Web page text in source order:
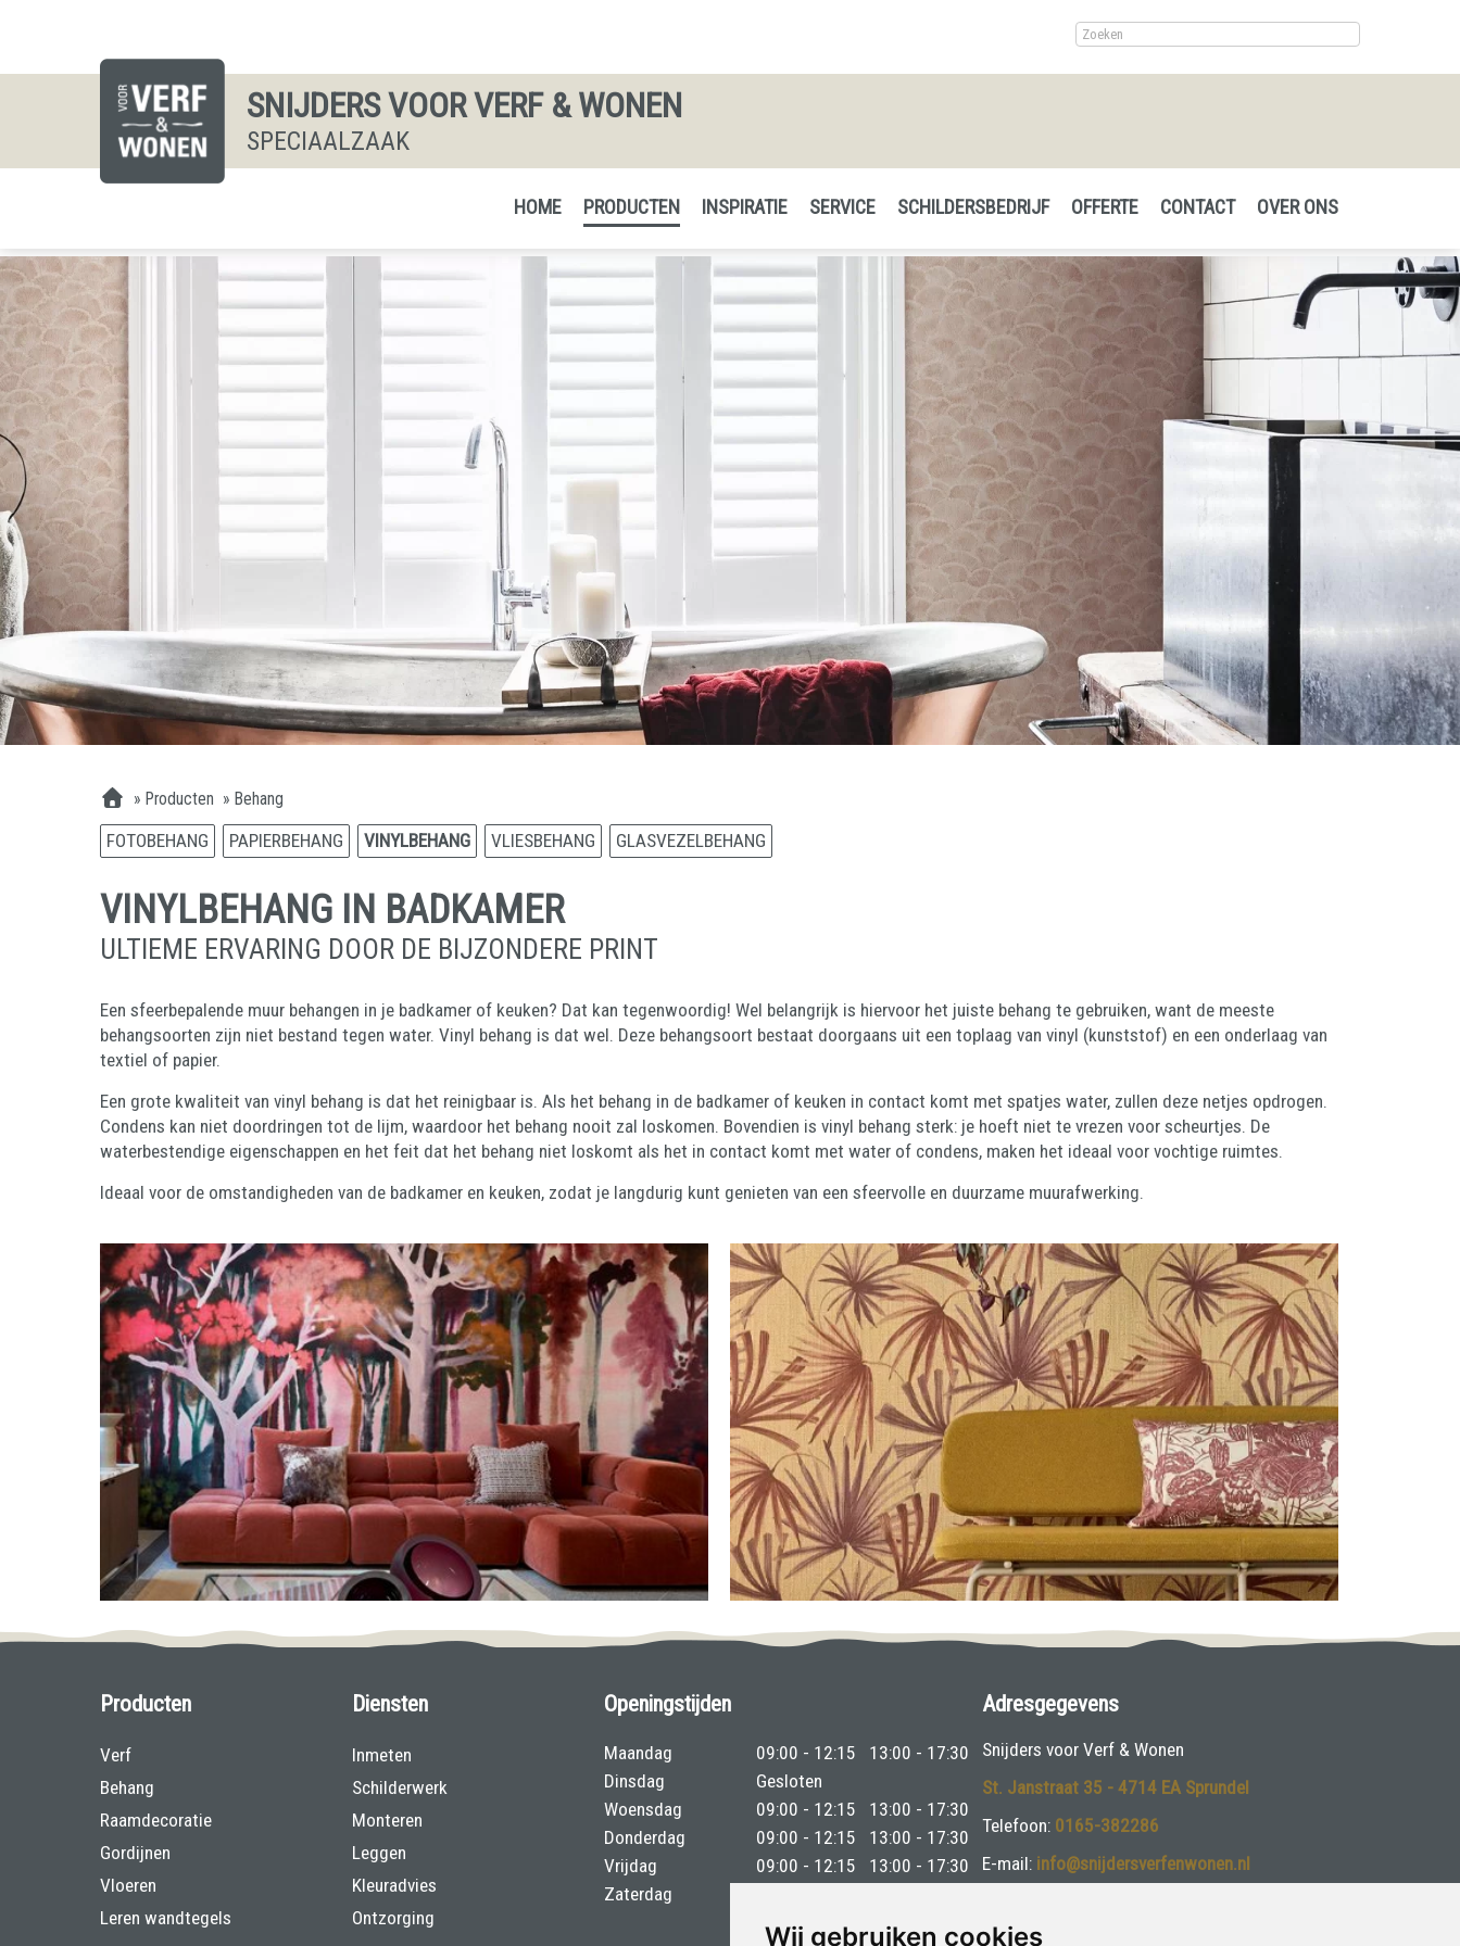
Wij gebruiken cookies
SNIJDERS VOOR VERF & WONEN
SPECIAALZAAK
HOME PRODUCTEN INSPIRATIE SERVICE SCHILDERSBEDRIJF OFFERTE CONTACT OVER ONS
» Producten » Behang
FOTOBEHANG PAPIERBEHANG VINYLBEHANG VLIESBEHANG GLASVEZELBEHANG
VINYLBEHANG IN BADKAMER
ULTIEME ERVARING DOOR DE BIJZONDERE PRINT
Een sfeerbepalende muur behangen in je badkamer of keuken? Dat kan tegenwoordig! Wel belangrijk is hiervoor het juiste behang te gebruiken, want de meeste
behangsoorten zijn niet bestand tegen water. Vinyl behang is dat wel. Deze behangsoort bestaat doorgaans uit een toplaag van vinyl (kunststof) en een onderlaag van
textiel of papier.
Een grote kwaliteit van vinyl behang is dat het reinigbaar is. Als het behang in de badkamer of keuken in contact komt met spatjes water, zullen deze netjes opdrogen.
Condens kan niet doordringen tot de lijm, waardoor het behang nooit zal loskomen. Bovendien is vinyl behang sterk: je hoeft niet te vrezen voor scheurtjes. De
waterbestendige eigenschappen en het feit dat het behang niet loskomt als het in contact komt met water of condens, maken het ideaal voor vochtige ruimtes.
Ideaal voor de omstandigheden van de badkamer en keuken, zodat je langdurig kunt genieten van een sfeervolle en duurzame muurafwerking.
Producten
Verf
Behang
Raamdecoratie
Gordijnen
Vloeren
Leren wandtegels
Diensten
Inmeten
Schilderwerk
Monteren
Leggen
Kleuradvies
Ontzorging
Openingstijden
Maandag 09:00 - 12:15
13:00 - 17:30
Dinsdag
Gesloten
Woensdag
09:00 - 12:15
13:00 - 17:30
Donderdag
09:00 - 12:15
13:00 - 17:30
Vrijdag
09:00 - 12:15
13:00 - 17:30
Zaterdag
Adresgegevens
Snijders voor Verf & Wonen
St. Janstraat 35 - 4714 EA Sprundel
Telefoon: 0165-382286
E-mail: info@snijdersverfenwonen.nl
Volg ons: